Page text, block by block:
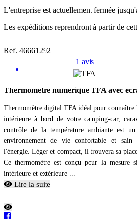
L'entreprise est actuellement fermée
Les expéditions reprendront à partir de
Ref. 46661292
1 avis
Thermomètre numérique TFA avec
Thermomètre digital TFA idéal pour connaître
intérieure à bord de votre camping-car,
contrôle de la température ambiante est
environnement de vie confortable et sain
l'énergie. Léger et compact, il trouvera sa
Ce thermomètre est conçu pour la mesure
intérieure et extérieure ...
Lire la suite